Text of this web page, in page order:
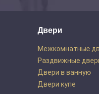
Двери
Межкомнатные
Раздвижные
Двери в ванную
Двери купе